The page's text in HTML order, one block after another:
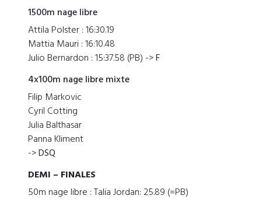
1500m nage libre
Attila Polster : 16:30.19
Mattia Mauri : 16:10.48
Julio Bernardon : 15:37.58 (PB) ->F
4x100m nage libre mixte
Filip Markovic
Cyril Cotting
Julia Balthasar
Panna Kliment
->DSQ
DEMI – FINALES
50m nage libre : Talia Jordan: 25.89 (=PB)